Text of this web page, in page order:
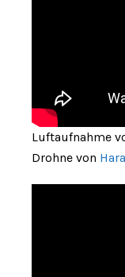
Luftaufnahme
Drohne von